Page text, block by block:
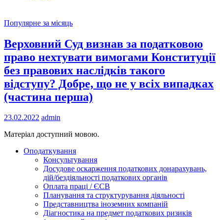
Популярне за місяць
Верховний Суд визнав за податковою
право нехтувати вимогами Конституції
без правових наслідків такого
відступу? Добре, що не у всіх випадках
(частина перша)
23.02.2022 admin
Матеріал доступний мовою.
Оподаткування
Консультування
Досудове оскарження податкових донарахувань,
дій/бездіяльності податкових органів
Оплата праці / ЄСВ
Планування та структурування діяльності
Представництва іноземних компаній
Діагностика на предмет податкових ризиків